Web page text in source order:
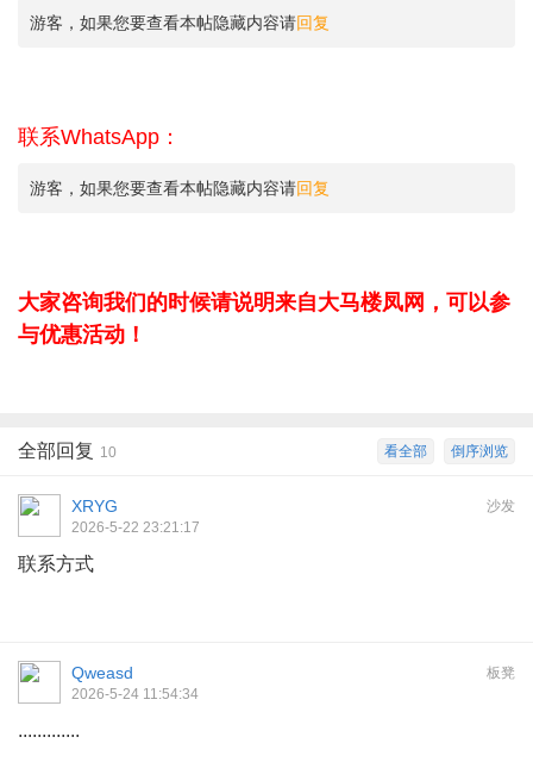
游客，如果您要查看本帖隐藏内容请回复
联系WhatsApp：
游客，如果您要查看本帖隐藏内容请回复
大家咨询我们的时候请说明来自大马楼凤网，可以参
与优惠活动！
倒序浏览
看全部
全部回复 10
沙发
XRYG
2026-5-22 23:21:17
联系方式
板凳
Qweasd
2026-5-24 11:54:34
.............